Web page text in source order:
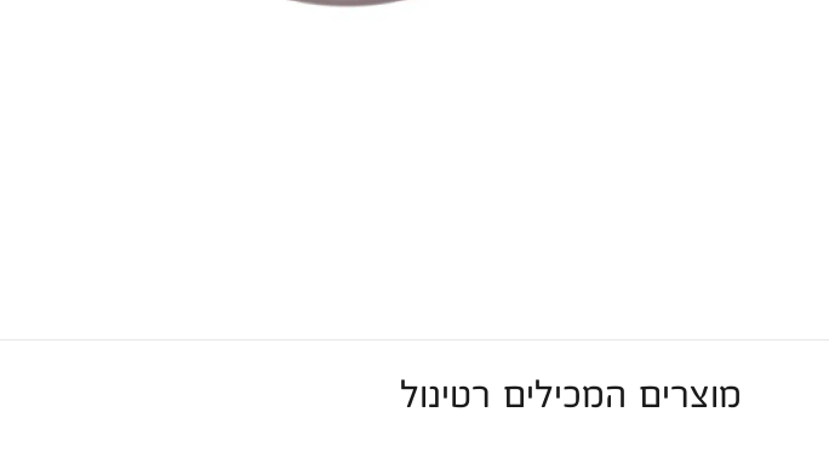
מוצרים המכילים רטינול